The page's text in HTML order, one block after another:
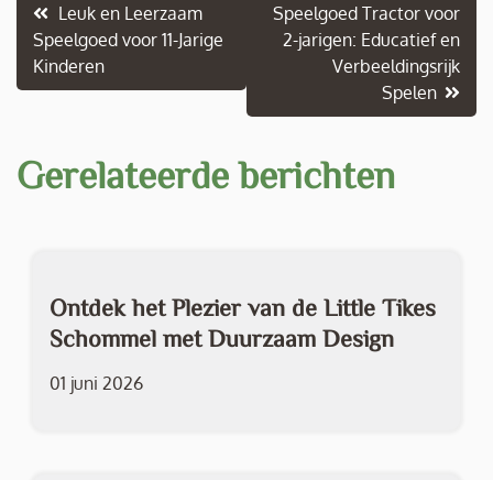
Berichtnavigatie
Leuk en Leerzaam
Speelgoed voor 11-Jarige
Kinderen
Speelgoed Tractor voor
2-jarigen: Educatief en
Verbeeldingsrijk
Spelen
Gerelateerde berichten
Ontdek het Plezier van de Little Tikes
Schommel met Duurzaam Design
01 juni 2026